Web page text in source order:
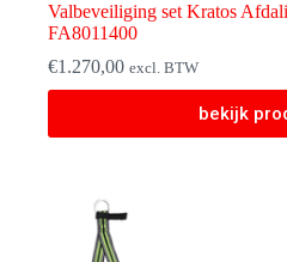
Valbeveiliging set Kratos
FA8011400
€1.270,00 excl. BTW
bekijk